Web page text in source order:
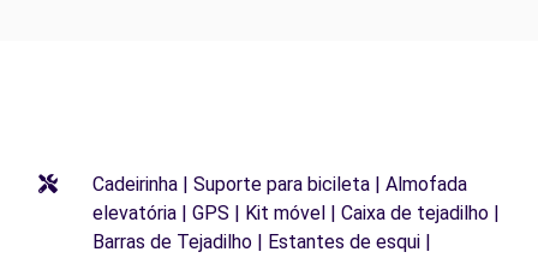
Cadeirinha | Suporte para bicileta | Almofada
elevatória | GPS | Kit móvel | Caixa de tejadilho |
Barras de Tejadilho | Estantes de esqui |